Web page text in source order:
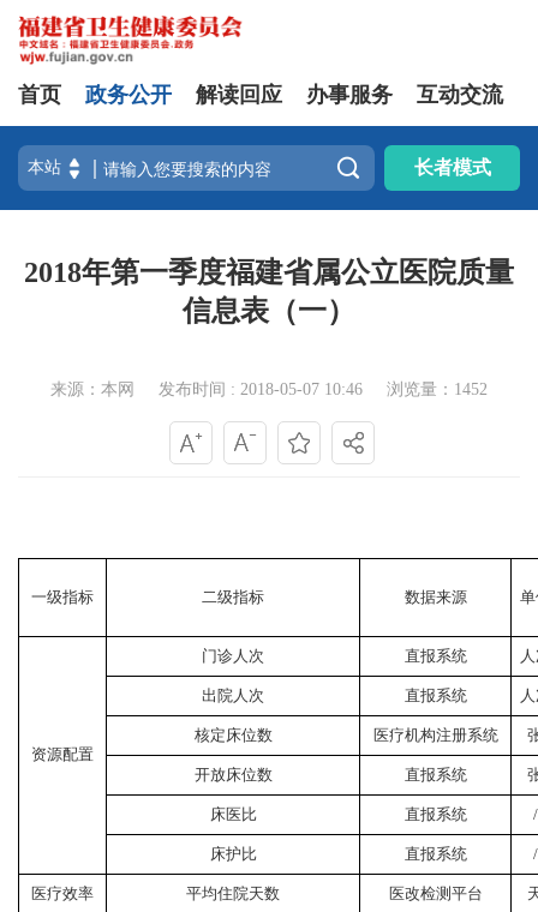
首页 政务公开 解读回应 办事服务 互动交流
 长者模式
2018年第一季度福建省属公立医院质量
信息表（一）
来源：本网 发布时间 : 2018-05-07 10:46 浏览量：1452
一级指标 二级指标 数据来源
资源配置
门诊人次 直报系统
出院人次 直报系统
核定床位数 医疗机构注册系统
开放床位数 直报系统
床医比 直报系统 /
床护比 直报系统 /
医疗效率 平均住院天数 医改检测平台